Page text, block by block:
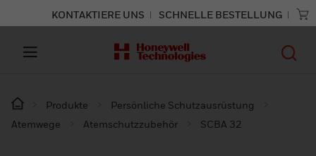
KONTAKTIERE UNS SCHNELLE BESTELLUNG
Produkte
Persönliche Schutzausrüstung
Atemwege
Atemschutzzubehör SCBA 32